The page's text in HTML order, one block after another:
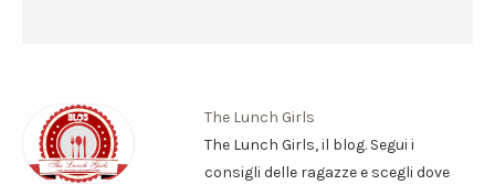
The Lunch Girls
The Lunch Girls, il blog. Segui i
consigli delle ragazze e scegli dove